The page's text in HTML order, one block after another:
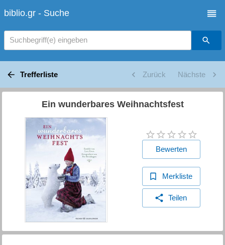
biblio.gr - Suche
Suchbegriff(e) eingeben
Trefferliste Zurück Nächste
Ein wunderbares Weihnachtsfest
Bewerten
Merkliste
Teilen